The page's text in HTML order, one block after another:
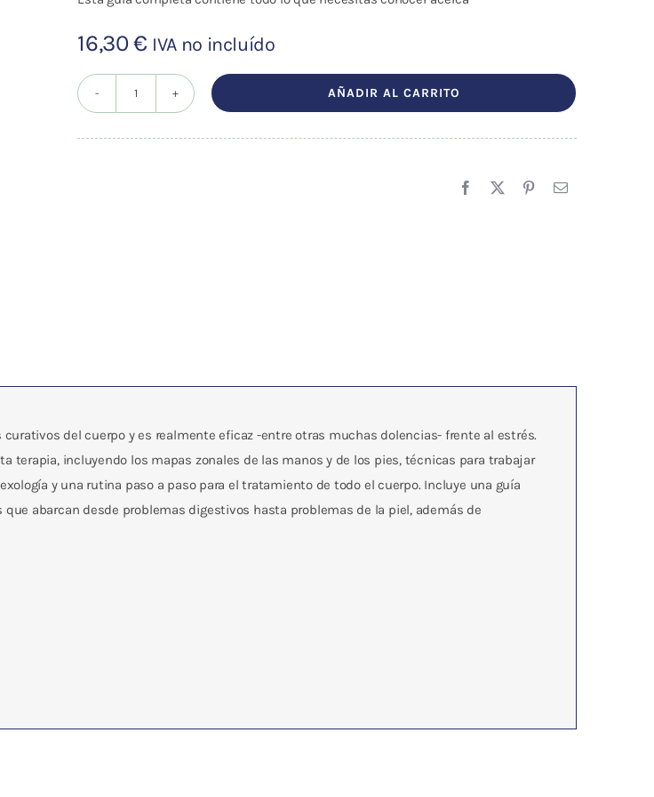
16,30€ IVA no incluído
AÑADIR AL CARRITO
del cuerpo y es realmente eficaz -entre otras muchas dolencias- frente al estrés.
terapia, incluyendo los mapas zonales de las manos y de los pies, técnicas para trabajar
y una rutina paso a paso para el tratamiento de todo el cuerpo. Incluye una guía
abarcan desde problemas digestivos hasta problemas de la piel, además de